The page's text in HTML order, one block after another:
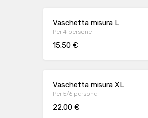
Vaschetta misura L
Per 4 persone
15.50 €
Vaschetta misura XL
Per 5/6 persone
22.00 €